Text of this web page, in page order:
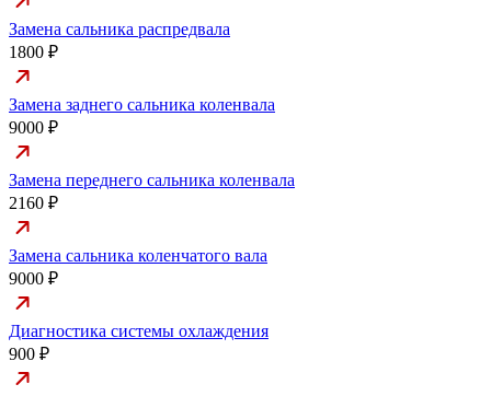
Замена сальника распредвала
1800 ₽
Замена заднего сальника коленвала
9000 ₽
Замена переднего сальника коленвала
2160 ₽
Замена сальника коленчатого вала
9000 ₽
Диагностика системы охлаждения
900 ₽